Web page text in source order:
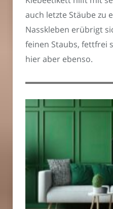
auch letzte Stäube zu
Nasskleben erübrigt
feinen Staubs, fettfrei
hier aber ebenso.